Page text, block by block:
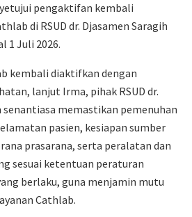
pengaktifan kembali
di RSUD dr. Djasamen Saragih
1 Juli 2026.
kembali diaktifkan dengan
lanjut Irma, pihak RSUD dr.
senantiasa memastikan pemenuhan
pasien, kesiapan sumber
prasarana, serta peralatan dan
sesuai ketentuan peraturan
berlaku, guna menjamin mutu
Cathlab.